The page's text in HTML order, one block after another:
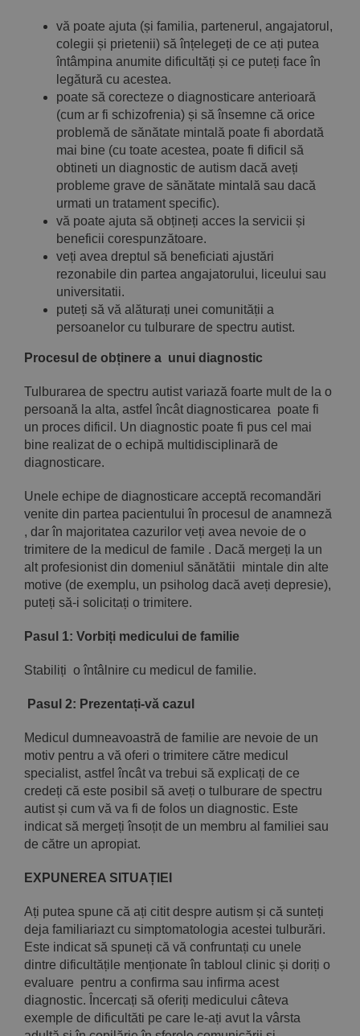
vă poate ajuta (și familia, partenerul, angajatorul,
colegii și prietenii) să înțelegeți de ce ați putea
întâmpina anumite dificultăți și ce puteți face în
legătură cu acestea.
poate să corecteze o diagnosticare anterioară
(cum ar fi schizofrenia) și să însemne că orice
problemă de sănătate mintală poate fi abordată
mai bine (cu toate acestea, poate fi dificil să
obtineti un diagnostic de autism dacă aveți
probleme grave de sănătate mintală sau dacă
urmati un tratament specific).
vă poate ajuta să obțineți acces la servicii și
beneficii corespunzătoare.
veți avea dreptul să beneficiati ajustări
rezonabile din partea angajatorului, liceului sau
universitatii.
puteți să vă alăturați unei comunității a
persoanelor cu tulburare de spectru autist.
Procesul de obținere a unui diagnostic
Tulburarea de spectru autist variază foarte mult de la o
persoană la alta, astfel încât diagnosticarea poate fi
un proces dificil. Un diagnostic poate fi pus cel mai
bine realizat de o echipă multidisciplinară de
diagnosticare.
Unele echipe de diagnosticare acceptă recomandări
venite din partea pacientului în procesul de anamneză
, dar în majoritatea cazurilor veți avea nevoie de o
trimitere de la medicul de famile . Dacă mergeți la un
alt profesionist din domeniul sănătătii mintale din alte
motive (de exemplu, un psiholog dacă aveți depresie),
puteți să-i solicitați o trimitere.
Pasul 1: Vorbiți medicului de familie
Stabiliți o întâlnire cu medicul de familie.
Pasul 2: Prezentați-vă cazul
Medicul dumneavoastră de familie are nevoie de un
motiv pentru a vă oferi o trimitere către medicul
specialist, astfel încât va trebui să explicați de ce
credeți că este posibil să aveți o tulburare de spectru
autist și cum vă va fi de folos un diagnostic. Este
indicat să mergeți însoțit de un membru al familiei sau
de către un apropiat.
EXPUNEREA SITUAȚIEI
Ați putea spune că ați citit despre autism și că sunteți
deja familiariazt cu simptomatologia acestei tulburări.
Este indicat să spuneți că vă confruntați cu unele
dintre dificultățile menționate în tabloul clinic și doriți o
evaluare pentru a confirma sau infirma acest
diagnostic. Încercați să oferiți medicului câteva
exemple de dificultăti pe care le-ați avut la vârsta